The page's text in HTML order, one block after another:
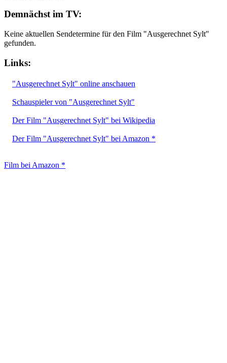
Demnächst im TV:
Keine aktuellen Sendetermine für den Film "Ausgerechnet Sylt"
gefunden.
Links:
"Ausgerechnet Sylt" online anschauen
Schauspieler von "Ausgerechnet Sylt"
Der Film "Ausgerechnet Sylt" bei Wikipedia
Der Film "Ausgerechnet Sylt" bei Amazon *
Film bei Amazon *